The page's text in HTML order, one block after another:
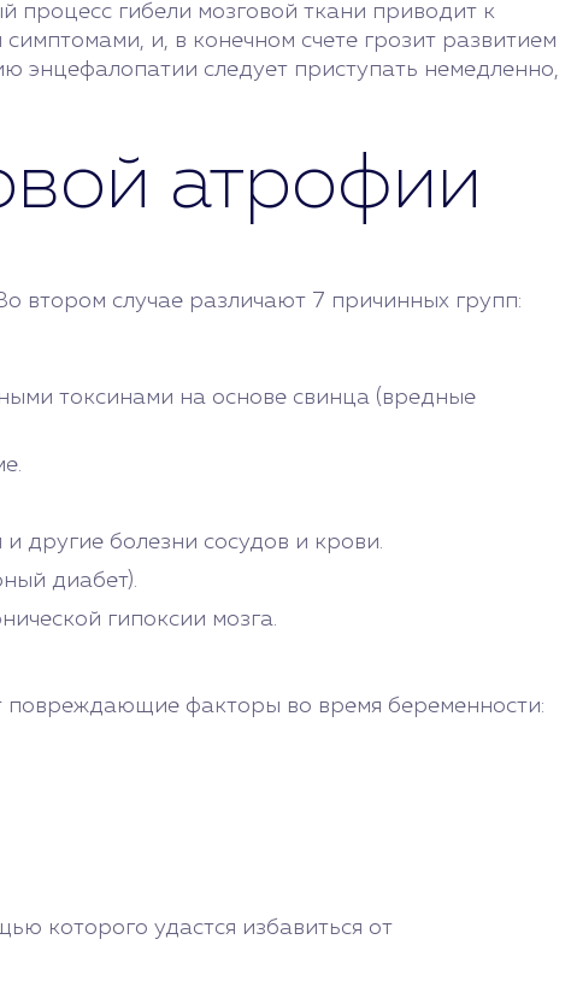
процесс гибели мозговой ткани приводит к
и, в конечном счете грозит развитием
энцефалопатии следует приступать немедленно,
атрофии
втором случае различают 7 причинных групп:
токсинами на основе свинца (вредные
другие болезни сосудов и крови.
диабет).
гипоксии мозга.
повреждающие факторы во время беременности:
которого удастся избавиться от